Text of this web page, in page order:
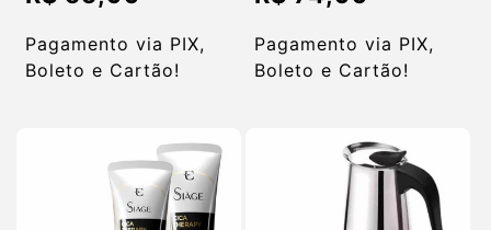
Pagamento via PIX,
Boleto e Cartão!
Pagamento via PIX,
Boleto e Cartão!